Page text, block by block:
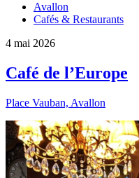
Avallon
Cafés & Restaurants
4 mai 2026
Café de l’Europe
Place Vauban, Avallon